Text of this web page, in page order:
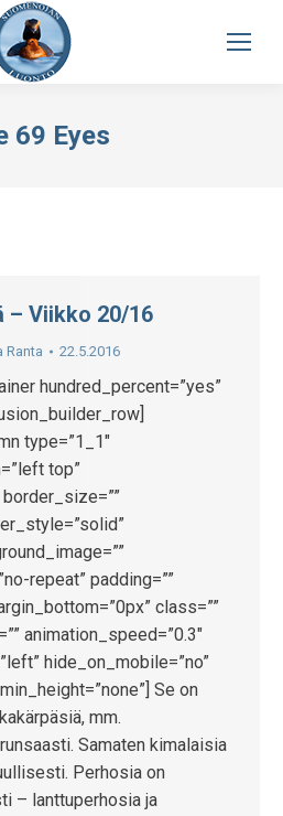
69 Eyes
– Viikko 20/16
Ranta 22.5.2016
hundred_percent=”yes”
type=”1_1″
top”
repeat” padding=””
class=””
animation_speed=”0.3″
hide_on_mobile=”no”
Se on
mm.
Samaten kimalaisia
Perhosia on
– lanttuperhosia ja